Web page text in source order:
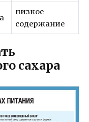
низкое
содержание
сахара